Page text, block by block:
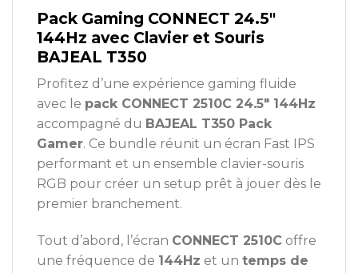
Pack Gaming CONNECT 24.5″
144Hz avec Clavier et Souris
BAJEAL T350
Profitez d’une expérience gaming fluide
avec le pack CONNECT 2510C 24.5″ 144Hz
accompagné du BAJEAL T350 Pack
Gamer. Ce bundle réunit un écran Fast IPS
performant et un ensemble clavier-souris
RGB pour créer un setup prêt à jouer dès le
premier branchement.
Tout d’abord, l’écran CONNECT 2510C offre
une fréquence de 144Hz et un temps de